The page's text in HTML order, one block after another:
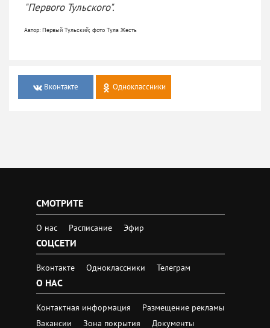
"Первого Тульского".
Автор: Первый Тульский; фото Тула Жесть
Вконтакте Одноклассники
СМОТРИТЕ
О нас Расписание Эфир
СОЦСЕТИ
Вконтакте Одноклассники Телеграм
О НАС
Контактная информация
Размещение рекламы
Вакансии
Зона покрытия Документы